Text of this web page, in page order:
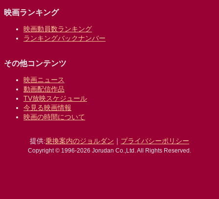
映画ランキング
映画動員数ランキング
ランキングバックナンバー
その他コンテンツ
映画ニュース
動画配信作品
TV放映スケジュール
今見る映画情報
映画の時間について
提供:乗換案内のジョルダン ｜ プライバシーポリシー
Copyright © 1996-2026 Jorudan Co.,Ltd. All Rights Reserved.